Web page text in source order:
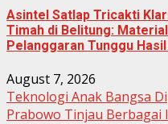
Asintel Satlap Tricakti
Timah di Belitung:
Pelanggaran Tunggu
August 7, 2026
Teknologi Anak Bangsa
Prabowo Tinjau Berbagai